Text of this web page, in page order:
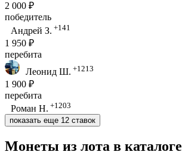
2 000 ₽
победитель
Андрей З. +141
1 950 ₽
перебита
Леонид Ш. +1213
1 900 ₽
перебита
Роман Н. +1203
показать еще 12 ставок
Монеты из лота в каталоге